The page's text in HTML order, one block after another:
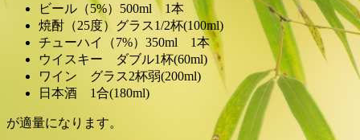
ビール（5%）500ml 1本
焼酎（25度）グラス1/2杯(100ml)
チューハイ（7%）350ml 1本
ウイスキー ダブル1杯(60ml)
ワイン グラス2杯弱(200ml)
日本酒 1合(180ml)
が適量になります。